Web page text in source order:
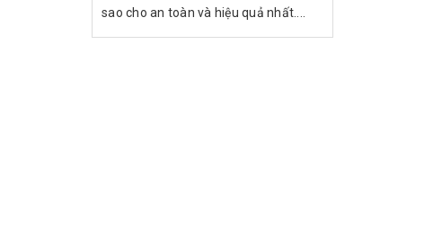
sao cho an toàn và hiệu quả nhất....